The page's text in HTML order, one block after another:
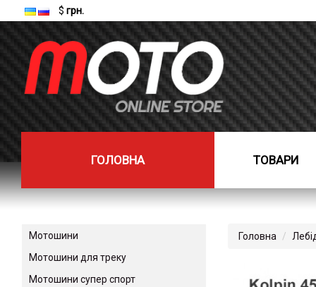
$ грн.
ГОЛОВНА ТОВАРИ
Мотошини
Мотошини для треку
Мотошини супер спорт
Головна